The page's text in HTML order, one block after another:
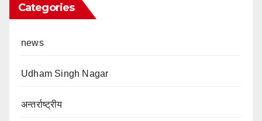
Categories
news
Udham Singh Nagar
अन्तर्राष्ट्रीय